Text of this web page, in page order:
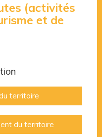
(activités
et de
territoire
du territoire